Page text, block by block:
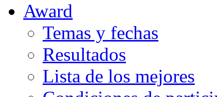
Award
Temas y fechas
Resultados
Lista de los mejores